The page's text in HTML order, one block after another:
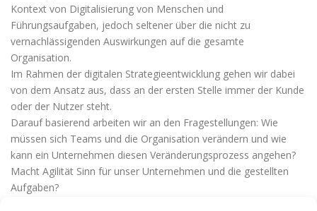
Kontext von Digitalisierung von Menschen und
Führungsaufgaben, jedoch seltener über die nicht zu
vernachlässigenden Auswirkungen auf die gesamte
Organisation.
Im Rahmen der digitalen Strategieentwicklung gehen wir dabei
von dem Ansatz aus, dass an der ersten Stelle immer der Kunde
oder der Nutzer steht.
Darauf basierend arbeiten wir an den Fragestellungen: Wie
müssen sich Teams und die Organisation verändern und wie
kann ein Unternehmen diesen Veränderungsprozess angehen?
Macht Agilität Sinn für unser Unternehmen und die gestellten
Aufgaben?